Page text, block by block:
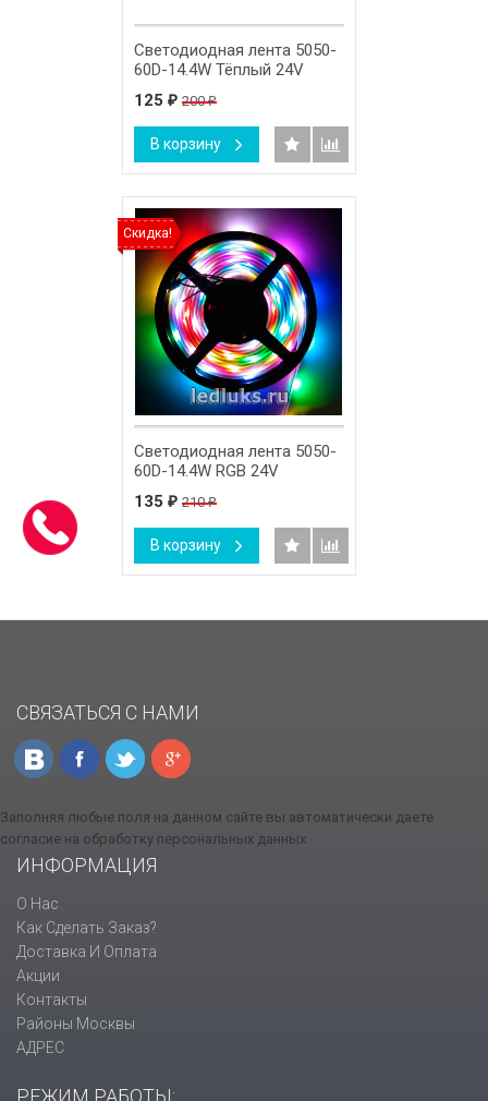
Светодиодная лента 5050-
60D-14.4W Тёплый 24V
125 ₽ 200₽
В корзину
Скидка!
Светодиодная лента 5050-
60D-14.4W RGB 24V
135 ₽ 210₽
В корзину
СВЯЗАТЬСЯ С НАМИ
Заполняя любые поля на данном сайте вы автоматически даете
согласие на обработку персональных данных
ИНФОРМАЦИЯ
О Нас
Как Сделать Заказ?
Доставка И Оплата
Акции
Контакты
Районы Москвы
АДРЕС
РЕЖИМ РАБОТЫ: